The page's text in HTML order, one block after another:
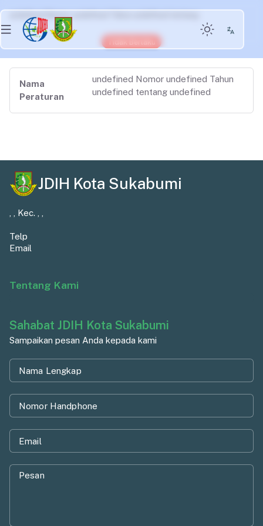
undefined Nomor undefined Tahun undefined tentang
Nama
Peraturan
undefined Nomor undefined Tahun
undefined tentang undefined
JDIH Kota Sukabumi
, , Kec. , ,
Telp
Email
Tentang Kami
Sahabat JDIH Kota Sukabumi
Sampaikan pesan Anda kepada kami
Nama Lengkap
Nomor Handphone
Email
Pesan